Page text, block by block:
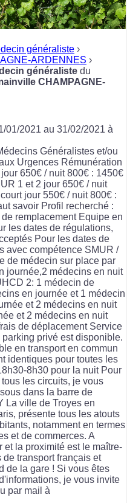
généraliste ›
ARDENNES ›
généraliste du
CHAMPAGNE-
01/2021 au 31/02/2021 à
Généralistes et/ou
Urgences Rémunération
650€ / nuit 800€ : 1450€
1 et 2 jour 650€ / nuit
jour 550€ / nuit 800€ :
savoir Profil recherché :
remplacement Equipe en
les dates de régulations,
Pour les dates de
avec compétence SMUR /
de médecin sur place par
journée,2 médecins en nuit
2: 1 médecin de
en journée et 1 médecin
et 2 médecins en nuit
et 2 médecins en nuit
de déplacement Service
privé est disponible.
en transport en commun
identiques pour toutes les
8h30 pour la nuit Pour
les circuits, je vous
dans la barre de
La ville de Troyes en
présente tous les atouts
notamment en termes
et de commerces. A
et la proximité est le maître-
transport français et
de la gare ! Si vous êtes
je vous invite
par mail à